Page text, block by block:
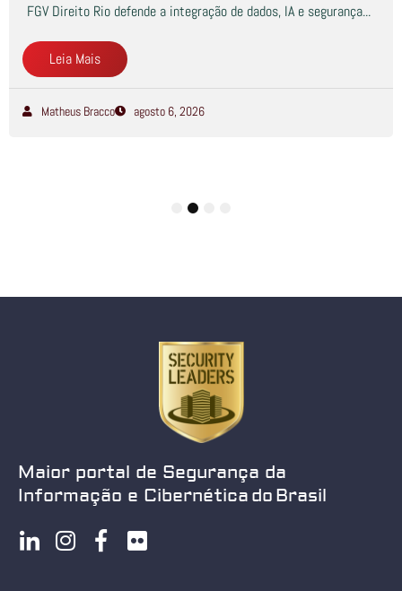
FGV Direito Rio defende a integração de dados, IA e segurança...
Leia Mais
Matheus Bracco agosto 6, 2026
Maior portal de Segurança da
Informação e Cibernética do Brasil